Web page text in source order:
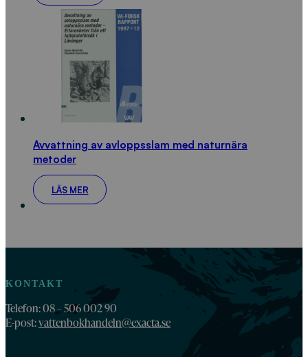
Avvattning av avloppsslam med naturnära
metoder
LÄS MER
KONTAKT
Telefon: 08 – 506 002 90
E-post:vattenbokhandeln@exacta.se